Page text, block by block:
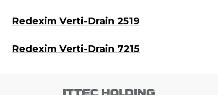
Redexim Verti-Drain 2519
Redexim Verti-Drain 7215